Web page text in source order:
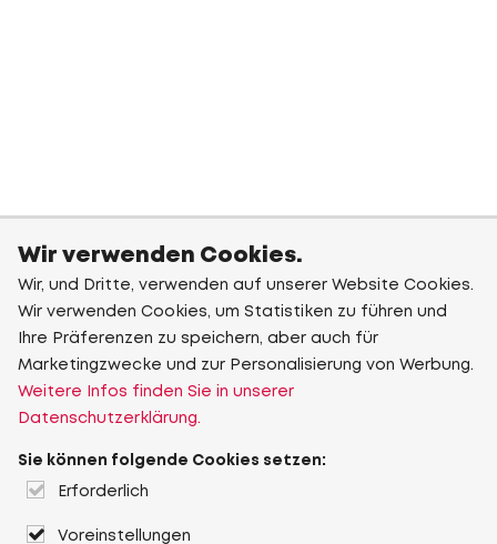
Wir verwenden Cookies.
Wir, und Dritte, verwenden auf unserer Website Cookies.
Wir verwenden Cookies, um Statistiken zu führen und
Ihre Präferenzen zu speichern, aber auch für
Marketingzwecke und zur Personalisierung von Werbung.
Weitere Infos finden Sie in unserer
Datenschutzerklärung.
Sie können folgende Cookies setzen:
Erforderlich
Voreinstellungen